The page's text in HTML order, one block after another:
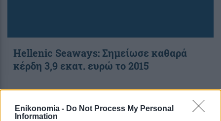
Enikonomia - Do Not Process My Personal
Information
Hellenic Seaways: Σημείωσε καθαρά
κέρδη 3,9 εκατ. ευρώ το 2015
16:45, 4 Μαΐου 2016 || Τουρισμός